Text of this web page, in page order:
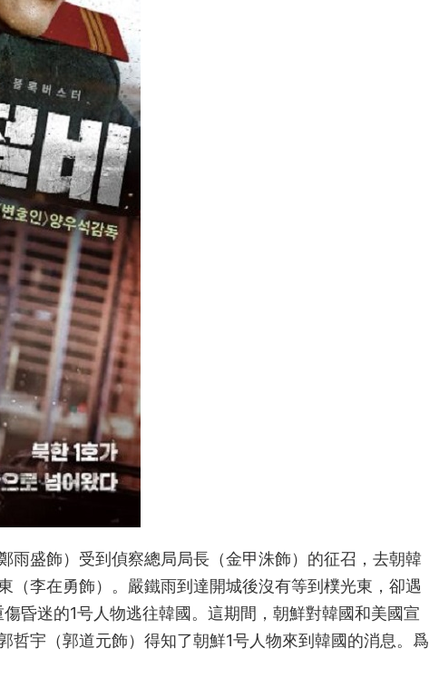
雨盛飾） 受到偵察總局局長（金甲洙飾） 的征召，去朝韓
（李在勇飾） 。嚴鐵雨到達開城後沒有等到樸光東，卻遇
昏迷的1号人物逃往韓國。這期間，朝鮮對韓國和美國宣
哲宇 （郭道元飾） 得知了朝鮮1号人物來到韓國的消息。爲